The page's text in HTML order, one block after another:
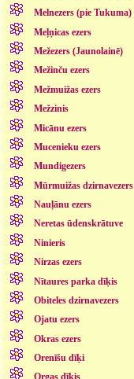
Melnezers (pie Tukuma)
Meļņicas ezers
Mežezers (Jaunolainē)
Mežinču ezers
Mežmuižas ezers
Mežzinis
Micānu ezers
Mucenieku ezers
Mundigezers
Mūrmuižas dzirnavezers
Nauļānu ezers
Neretas ūdenskrātuve
Ninieris
Nirzas ezers
Nītaures parka dīķis
Obiteles dzirnavezers
Ojatu ezers
Okras ezers
Orenīšu dīķi